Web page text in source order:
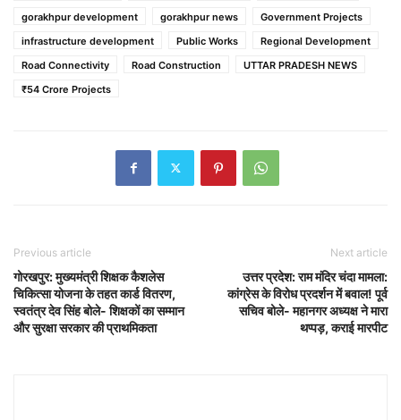
gorakhpur development
gorakhpur news
Government Projects
infrastructure development
Public Works
Regional Development
Road Connectivity
Road Construction
UTTAR PRADESH NEWS
₹54 Crore Projects
Previous article
गोरखपुर: मुख्यमंत्री शिक्षक कैशलेस
चिकित्सा योजना के तहत कार्ड वितरण,
स्वतंत्र देव सिंह बोले- शिक्षकों का सम्मान
और सुरक्षा सरकार की प्राथमिकता
Next article
उत्तर प्रदेश: राम मंदिर चंदा मामला:
कांग्रेस के विरोध प्रदर्शन में बवाल! पूर्व
सचिव बोले- महानगर अध्यक्ष ने मारा
थप्पड़, कराई मारपीट